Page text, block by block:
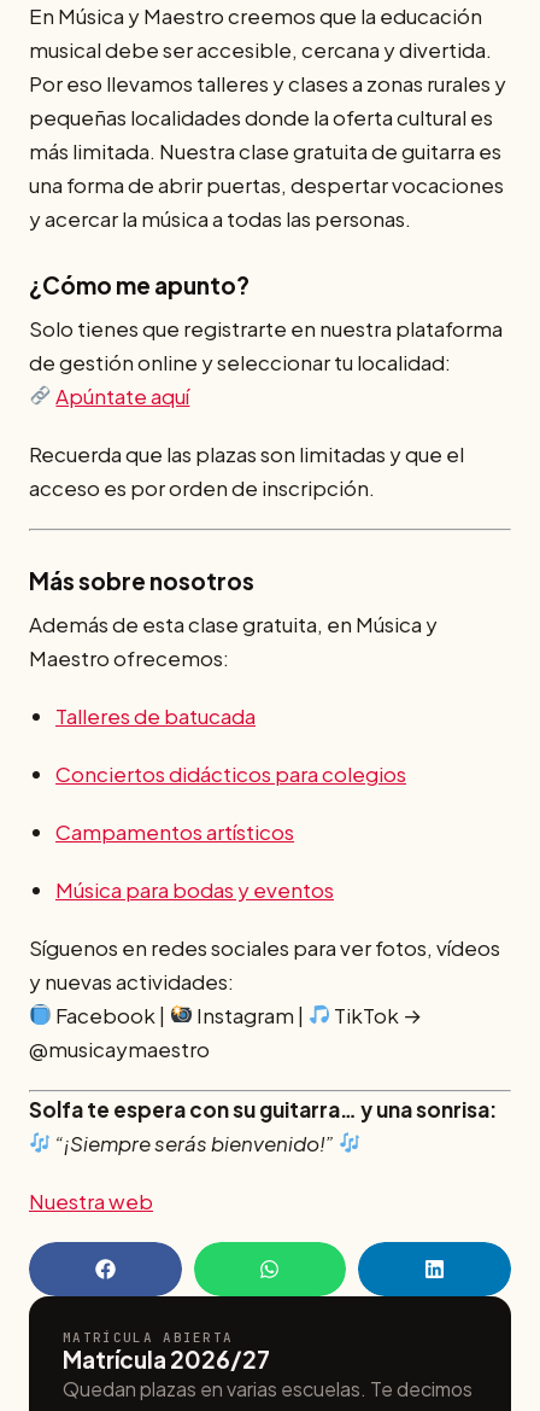
En Música y Maestro creemos que la educación
musical debe ser accesible, cercana y divertida.
Por eso llevamos talleres y clases a zonas rurales y
pequeñas localidades donde la oferta cultural es
más limitada. Nuestra clase gratuita de guitarra es
una forma de abrir puertas, despertar vocaciones
y acercar la música a todas las personas.
¿Cómo me apunto?
Solo tienes que registrarte en nuestra plataforma
de gestión online y seleccionar tu localidad:
Apúntate aquí
Recuerda que las plazas son limitadas y que el
acceso es por orden de inscripción.
Más sobre nosotros
Además de esta clase gratuita, en Música y
Maestro ofrecemos:
Talleres de batucada
Conciertos didácticos para colegios
Campamentos artísticos
Música para bodas y eventos
Síguenos en redes sociales para ver fotos, vídeos
y nuevas actividades:
Facebook |
Instagram |
TikTok →
@musicaymaestro
Solfa te espera con su guitarra… y una sonrisa:
“¡Siempre serás bienvenido!”
Nuestra web
MATRÍCULA ABIERTA
Matrícula 2026/27
Quedan plazas en varias escuelas. Te decimos